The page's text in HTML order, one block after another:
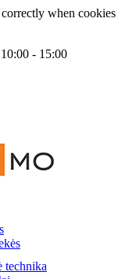
when cookies
- 15:00
technika